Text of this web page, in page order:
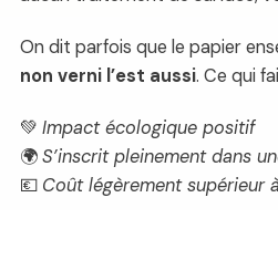
On dit parfois que le papier
non verni l’est aussi. Ce qui
💚 Impact écologique positif
🌍S’inscrit pleinement dans
💶 Coût légèrement supérieur